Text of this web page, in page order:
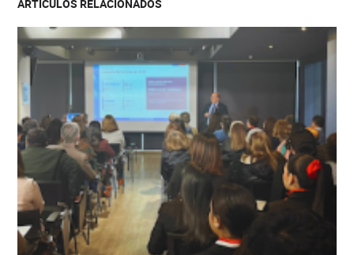
ARTICULOS RELACIONADOS